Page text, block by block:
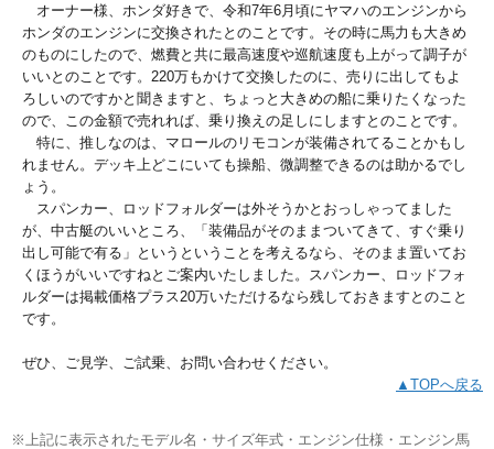
オーナー様、ホンダ好きで、令和7年6月頃にヤマハのエンジンから
ホンダのエンジンに交換されたとのことです。その時に馬力も大きめ
のものにしたので、燃費と共に最高速度や巡航速度も上がって調子が
いいとのことです。220万もかけて交換したのに、売りに出してもよ
ろしいのですかと聞きますと、ちょっと大きめの船に乗りたくなった
ので、この金額で売れれば、乗り換えの足しにしますとのことです。
特に、推しなのは、マロールのリモコンが装備されてることかもし
れません。デッキ上どこにいても操船、微調整できるのは助かるでし
ょう。
スパンカー、ロッドフォルダーは外そうかとおっしゃってました
が、中古艇のいいところ、「装備品がそのままついてきて、すぐ乗り
出し可能で有る」というということを考えるなら、そのまま置いてお
くほうがいいですねとご案内いたしました。スパンカー、ロッドフォ
ルダーは掲載価格プラス20万いただけるなら残しておきますとのこと
です。
ぜひ、ご見学、ご試乗、お問い合わせください。
▲TOPへ戻る
※上記に表示されたモデル名・サイズ年式・エンジン仕様・エンジン馬